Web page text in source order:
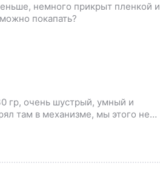
немного прикрыт пленкой и
покапать?
гр, очень шустрый, умный и
там в механизме, мы этого не…